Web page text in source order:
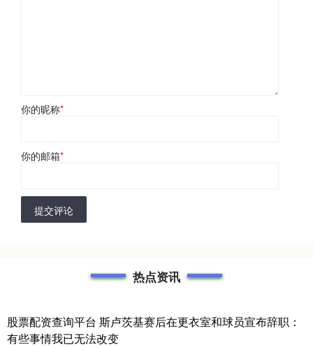
你的昵称*
你的邮箱*
提交评论
热点资讯
股票配资查询平台 斯卢茨基赛后在更衣室和球员宣布辞职：
有些事情我已无法改变